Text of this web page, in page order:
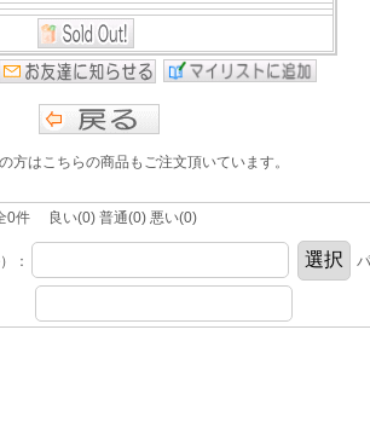
方はこちらの商品もご注文頂いています。
0件 良い(0) 普通(0) 悪い(0)
：